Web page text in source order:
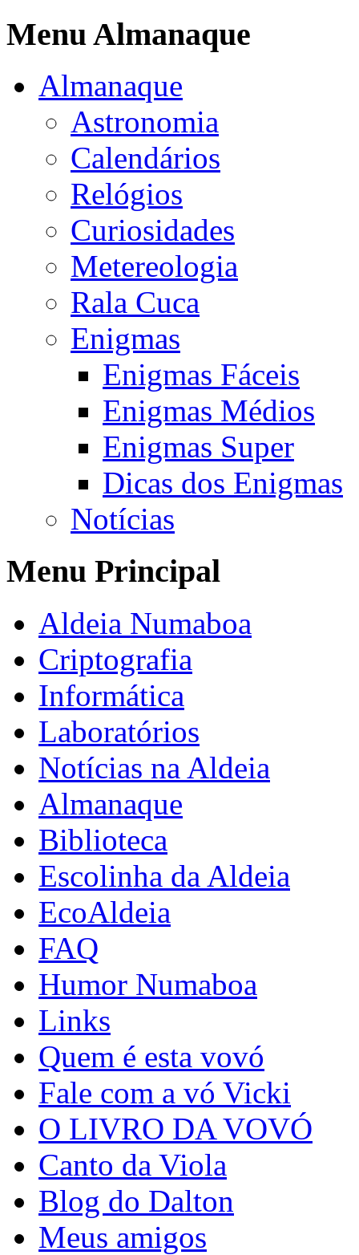
Menu Almanaque
Almanaque
Astronomia
Calendários
Relógios
Curiosidades
Metereologia
Rala Cuca
Enigmas
Enigmas Fáceis
Enigmas Médios
Enigmas Super
Dicas dos Enigmas
Notícias
Menu Principal
Aldeia Numaboa
Criptografia
Informática
Laboratórios
Notícias na Aldeia
Almanaque
Biblioteca
Escolinha da Aldeia
EcoAldeia
FAQ
Humor Numaboa
Links
Quem é esta vovó
Fale com a vó Vicki
O LIVRO DA VOVÓ
Canto da Viola
Blog do Dalton
Meus amigos